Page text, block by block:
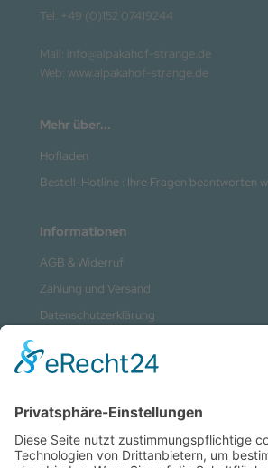
Tel. +49 (0)152 07419244
Mail: info@alpakahof-strange.de
Web: www.alpakahof-strange.de
Mehr über...
Hofladen
Bestell-Hotline : Ihre Fragen beantworten
Informationen
AGB & Widerruf
Zahlung und Versand
Datenschutzerklärung
Impressum